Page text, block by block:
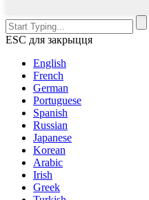
ESC для закрыцця
English
French
German
Portuguese
Spanish
Russian
Japanese
Korean
Arabic
Irish
Greek